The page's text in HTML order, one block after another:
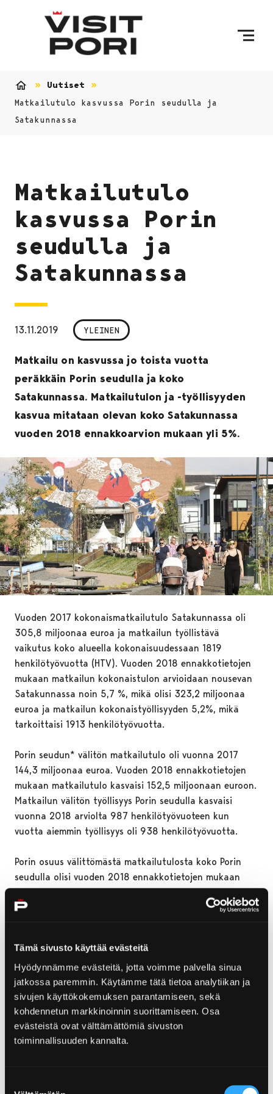
Tämä sivusto käyttää evästeitä
Hyödynnämme evästeitä, jotta voimme palvella sinua
jatkossa paremmin. Käytämme tätä tietoa analytiikan ja
sivujen käyttökokemuksen parantamiseen, sekä
kohdennetun markkinoinnin suorittamiseen. Osa
evästeistä ovat välttämättömiä sivuston
toiminnallisuuden kannalta.
Uutiset
Matkailutulo kasvussa Porin seudulla ja
Satakunnassa
Matkailutulo
kasvussa Porin
seudulla ja
Satakunnassa
13.11.2019 YLEINEN
Matkailu on kasvussa jo toista vuotta
peräkkäin Porin seudulla ja koko
Satakunnassa. Matkailutulon ja -työllisyyden
kasvua mitataan olevan koko Satakunnassa
vuoden 2018 ennakkoarvion mukaan yli 5%.
Vuoden 2017 kokonaismatkailutulo Satakunnassa oli
305,8 miljoonaa euroa ja matkailun työllistävä
vaikutus koko alueella kokonaisuudessaan 1819
henkilötyövuotta (HTV). Vuoden 2018 ennakkotietojen
mukaan matkailun kokonaistulon arvioidaan nousevan
Satakunnassa noin 5,7 %, mikä olisi 323,2 miljoonaa
euroa ja matkailun kokonaistyöllisyyden 5,2%, mikä
tarkoittaisi 1913 henkilötyövuotta.
Porin seudun* välitön matkailutulo oli vuonna 2017
144,3 miljoonaa euroa. Vuoden 2018 ennakkotietojen
mukaan matkailutulo kasvaisi 152,5 miljoonaan euroon.
Matkailun välitön työllisyys Porin seudulla kasvaisi
vuonna 2018 arviolta 987 henkilötyövuoteen kun
vuotta aiemmin työllisyys oli 938 henkilötyövuotta.
Porin osuus välittömästä matkailutulosta koko Porin
seudulla olisi vuoden 2018 ennakkotietojen mukaan
osalta 78% eli 765 henkilötyövuotta.
seudun kunnissa 2009-2018 -tutkimuksesta. Tutkimus
toteutettiin yhdessä Varsinais-Suomen vastaavan
tutkimuksen kanssa. Matkailun talousvaikutustutkimus
Satakunnan ja Porin seudun osalta toteutettiin jo
viidennen kerran.
– Matkailu on yksi nopeimmin kasvavista aloista
merkitys Porissa ja koko Satakunnassa, sanoo Visit